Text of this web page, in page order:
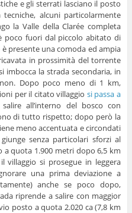
e gli sterrati lasciano il posto
alcuni particolarmente
la Valle della Clarée completa
poco fuori dal piccolo abitato di
presente una comoda ed ampia
in prossimità del torrente
imbocca la strada secondaria, in
Dopo poco meno di 1 km,
per il citato villaggio si passa a
all’interno del bosco con
di tutto rispetto; dopo però la
meno accentuata e circondati
senza particolari sforzi al
quota 1.900 metri dopo 6,5 km
villaggio si prosegue in leggera
una prima deviazione a
anche se poco dopo,
riprende a salire con maggior
posto a quota 2.020 ca (7,8 km